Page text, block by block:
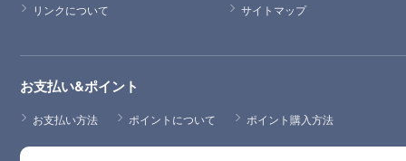
リンクについて
サイトマップ
お支払い&ポイント
お支払い方法 ポイントについて ポイント購入方法